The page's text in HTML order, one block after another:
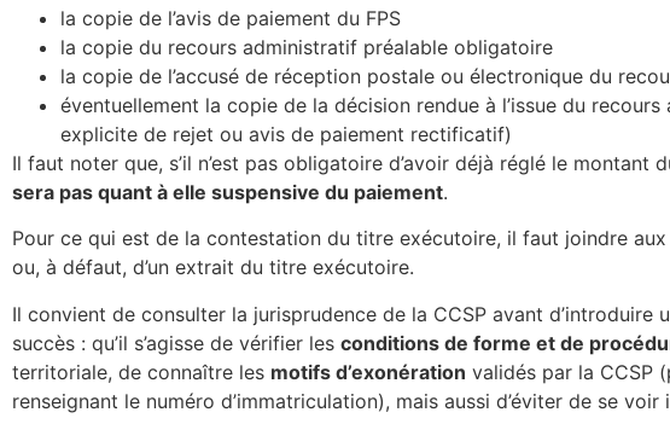
la copie de l’avis de paiement du FPS
la copie du recours administratif préalable obligatoire
la copie de l’accusé de réception postale ou électronique du
éventuellement la copie de la décision rendue à l’issue du
explicite de rejet ou avis de paiement rectificatif)
Il faut noter que, s’il n’est pas obligatoire d’avoir déjà réglé le montant
sera pas quant à elle suspensive du paiement.
Pour ce qui est de la contestation du titre exécutoire, il faut joindre
ou, à défaut, d’un extrait du titre exécutoire.
Il convient de consulter la jurisprudence de la CCSP avant d’introduire
succès : qu’il s’agisse de vérifier les conditions de forme et de
territoriale, de connaître les motifs d’exonération validés par la CCSP
renseignant le numéro d’immatriculation), mais aussi d’éviter de se voir